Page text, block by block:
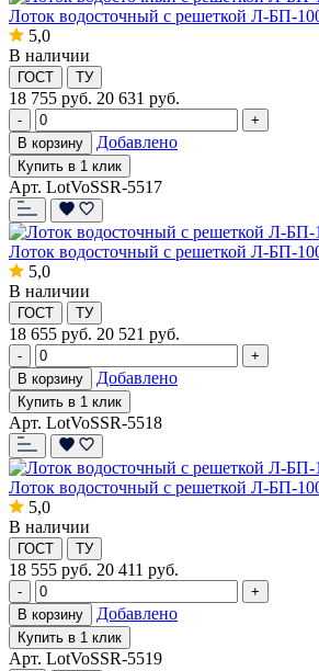
Лоток водосточный с решеткой Л-БП-
5,0
В наличии
ГОСТ ТУ
18 755 руб. 20 631 руб.
-
+
В корзину
Добавлено
Купить в 1 клик
Арт. LotVoSSR-5517
Лоток водосточный с решеткой Л-БП-
5,0
В наличии
ГОСТ ТУ
18 655 руб. 20 521 руб.
-
+
В корзину
Добавлено
Купить в 1 клик
Арт. LotVoSSR-5518
Лоток водосточный с решеткой Л-БП-
5,0
В наличии
ГОСТ ТУ
18 555 руб. 20 411 руб.
-
+
В корзину
Добавлено
Купить в 1 клик
Арт. LotVoSSR-5519